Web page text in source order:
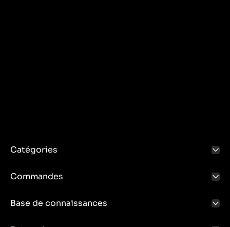
Catégories
Commandes
Base de connaissances